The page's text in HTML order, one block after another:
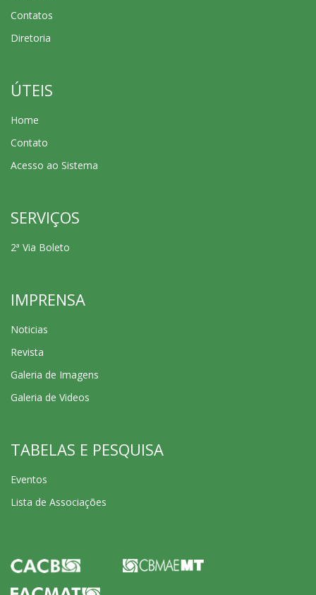
Contatos
Diretoria
ÚTEIS
Home
Contato
Acesso ao Sistema
SERVIÇOS
2ª Via Boleto
IMPRENSA
Noticias
Revista
Galeria de Imagens
Galeria de Videos
TABELAS E PESQUISA
Eventos
Lista de Associações